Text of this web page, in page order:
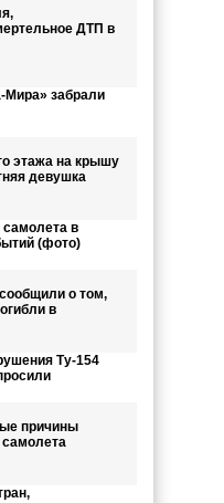
ДТП в
Мира» забрали
этажа на крышу
девушка
самолета в
(фото)
о том,
в
Ту-154
причины
самолета